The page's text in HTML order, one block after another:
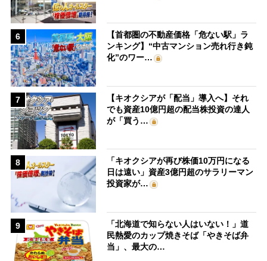
6
【首都圏の不動産価格「危ない駅」ラ
ンキング】“中古マンション売れ行き鈍
化”のワー…
7
【キオクシアが「配当」導入へ】それ
でも資産10億円超の配当株投資の達人
が「買う…
8
「キオクシアが再び株価10万円になる
日は遠い」資産3億円超のサラリーマン
投資家が…
9
「北海道で知らない人はいない！」道
民熱愛のカップ焼きそば「やきそば弁
当」、最大の…